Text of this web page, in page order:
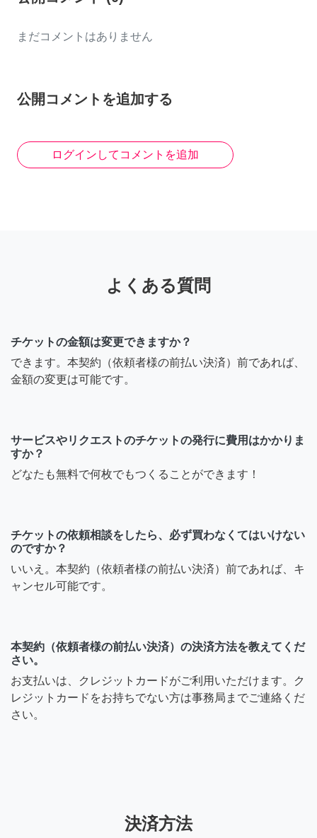
まだコメントはありません
公開コメントを追加する
ログインしてコメントを追加
よくある質問
チケットの金額は変更できますか？
できます。本契約（依頼者様の前払い決済）前であれば、
金額の変更は可能です。
サービスやリクエストのチケットの発行に費用はかかりま
すか？
どなたも無料で何枚でもつくることができます！
チケットの依頼相談をしたら、必ず買わなくてはいけない
のですか？
いいえ。本契約（依頼者様の前払い決済）前であれば、キ
ャンセル可能です。
本契約（依頼者様の前払い決済）の決済方法を教えてくだ
さい。
お支払いは、クレジットカードがご利用いただけます。ク
レジットカードをお持ちでない方は事務局までご連絡くだ
さい。
決済方法